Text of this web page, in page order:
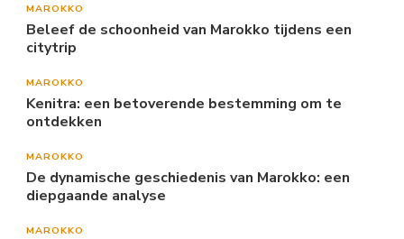
MAROKKO
Beleef de schoonheid van Marokko tijdens een
citytrip
MAROKKO
Kenitra: een betoverende bestemming om te
ontdekken
MAROKKO
De dynamische geschiedenis van Marokko: een
diepgaande analyse
MAROKKO